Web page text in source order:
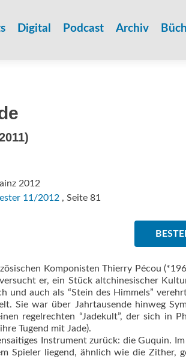
Digital Podcast Archiv
2012
11/2012, Seite 81
Komponisten Thierry Pécou
er, ein Stück altchinesischer
und auch als “Stein des Himmels”
Sie war über Jahrtausende hinweg
regelrechten “Jadekult”, der sich in
Tugend mit Jade).
Instrument zurück: die Guquin. Im
Spieler liegend, ähnlich wie die Zither,